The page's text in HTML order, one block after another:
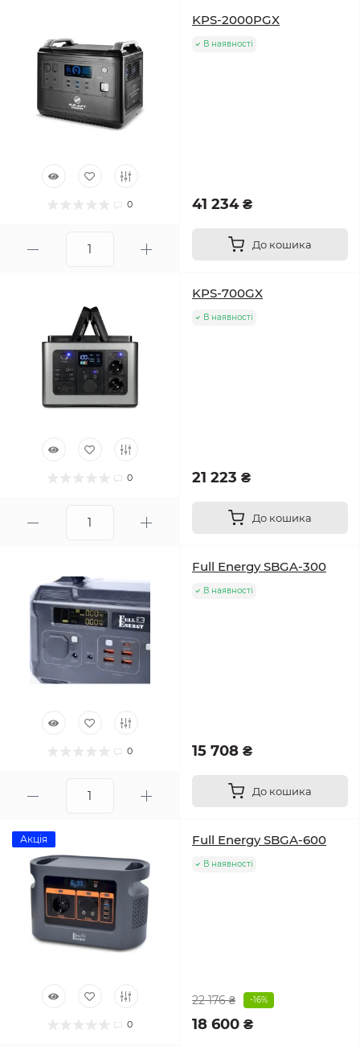
0
KPS-2000PGX
В наявності
41 234 ₴
До кошика
0
KPS-700GX
В наявності
21 223 ₴
До кошика
0
Full Energy SBGA-300
В наявності
15 708 ₴
До кошика
Акція
0
Full Energy SBGA-600
В наявності
22 176 ₴ -16%
18 600 ₴